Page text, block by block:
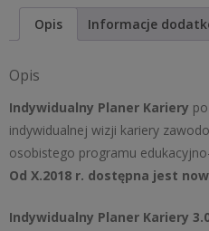
Opis Informacje
Opis
Indywidualny Planer Kariery
indywidualnej wizji kariery
osobistego programu
Od X.2018 r. dostępna jest
Indywidualny Planer Kariery